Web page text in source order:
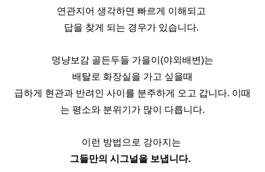
연관지어 생각하면 빠르게 이해되고
답을 찾게 되는 경우가 있습니다.
멍냥보감 골든두들 가을이(야외배변)는
배탈로 화장실을 가고 싶을때
급하게 현관과 반려인 사이를 분주하게 오고 갑니다. 이때
는 평소와 분위기가 많이 다릅니다.
이런 방법으로 강아지는
그들만의 시그널을 보냅니다.